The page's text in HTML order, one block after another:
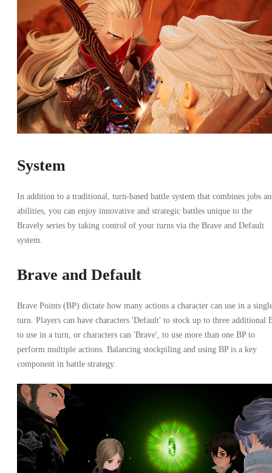
System
In addition to a traditional, turn-based battle system that combines jobs
abilities, you can enjoy innovative and strategic battles unique to the
Bravely series by taking control of your turns via the Brave and Default
system.
Brave and Default
Brave Points (BP) dictate how many actions a character can use in a
turn. Players can have characters 'Default' to stock up to three additional
to use in a turn, or characters can 'Brave', to use more than one BP to
perform multiple actions. Balancing stockpiling and using BP is a key
component in battle strategy.